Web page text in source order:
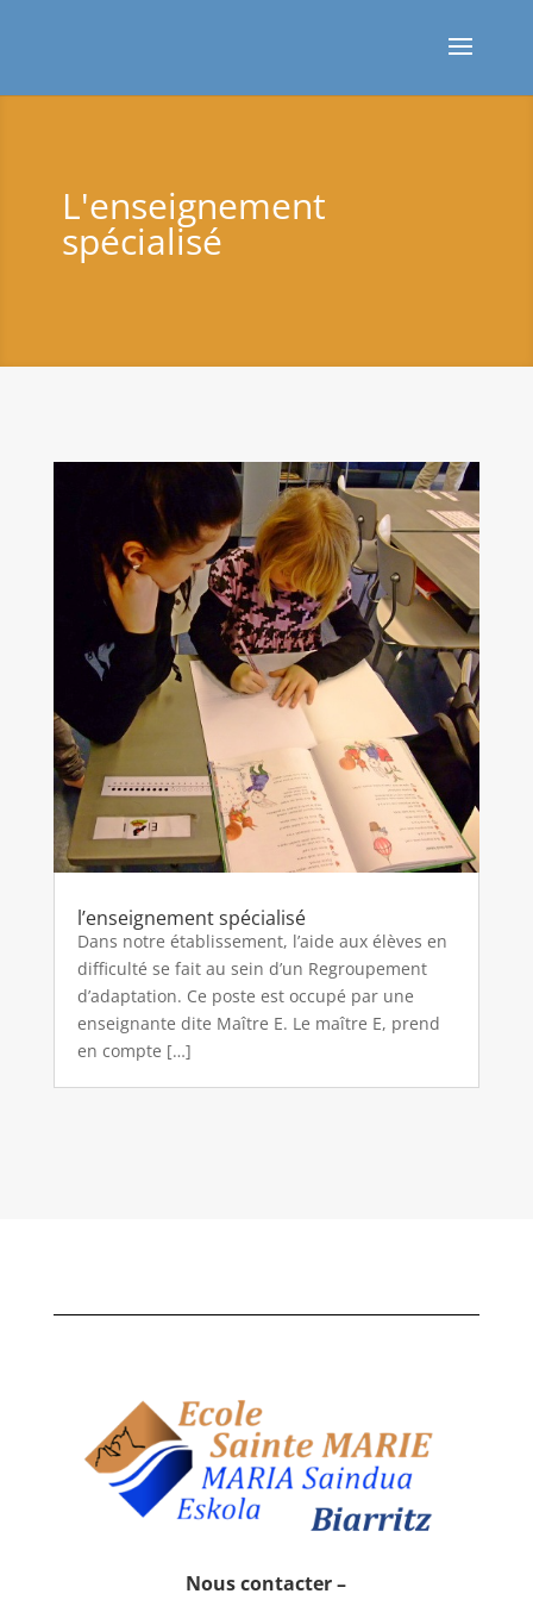
L'enseignement
spécialisé
l’enseignement spécialisé
Dans notre établissement, l’aide aux élèves en
difficulté se fait au sein d’un Regroupement
d’adaptation. Ce poste est occupé par une
enseignante dite Maître E. Le maître E, prend
en compte […]
Nous contacter –